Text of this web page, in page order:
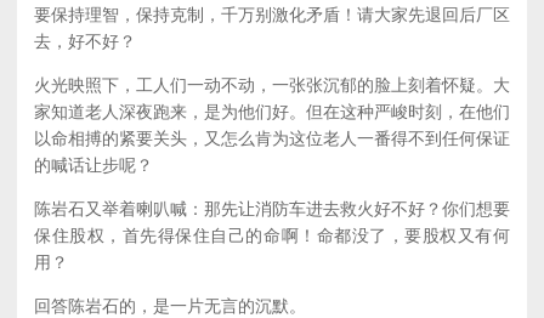
要保持理智，保持克制，千万别激化矛盾！请大家先退回后厂区
去，好不好？
火光映照下，工人们一动不动，一张张沉郁的脸上刻着怀疑。大
家知道老人深夜跑来，是为他们好。但在这种严峻时刻，在他们
以命相搏的紧要关头，又怎么肯为这位老人一番得不到任何保证
的喊话让步呢？
陈岩石又举着喇叭喊：那先让消防车进去救火好不好？你们想要
保住股权，首先得保住自己的命啊！命都没了，要股权又有何
用？
回答陈岩石的，是一片无言的沉默。